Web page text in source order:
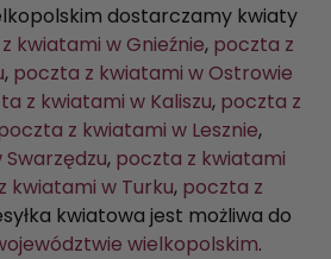
dostarczamy kwiaty
kwiatami w Gnieźnie, poczta z
, poczta z kwiatami w Ostrowie
z kwiatami w Kaliszu, poczta z
z kwiatami w Lesznie,
, poczta z kwiatami
kwiatami w Turku, poczta z
kwiatowa jest możliwa do
wielkopolskim.